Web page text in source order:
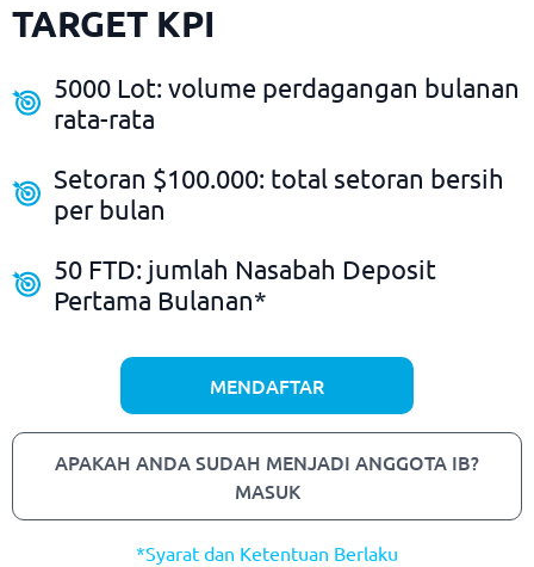
TARGET KPI
5000 Lot:volume perdagangan bulanan
rata-rata
Setoran $100.000: total setoran bersih
per bulan
50 FTD: jumlah Nasabah Deposit
Pertama Bulanan*
MENDAFTAR
APAKAH ANDA SUDAH MENJADI ANGGOTA IB?
MASUK
*Syarat dan Ketentuan Berlaku